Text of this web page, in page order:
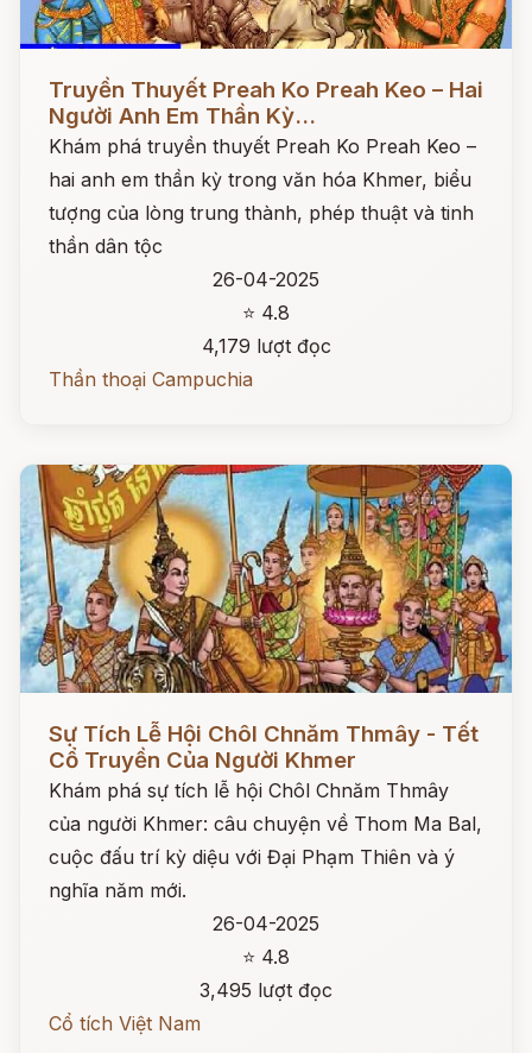
Đọc ngay
Truyền Thuyết Preah Ko Preah Keo – Hai
Người Anh Em Thần Kỳ...
Khám phá truyền thuyết Preah Ko Preah Keo –
hai anh em thần kỳ trong văn hóa Khmer, biểu
tượng của lòng trung thành, phép thuật và tinh
thần dân tộc
26-04-2025
⭐ 4.8
4,179 lượt đọc
Thần thoại Campuchia
Sự Tích Lễ Hội Chôl Chnăm Thmây - Tết
Cổ Truyền Của Người Khmer
Khám phá sự tích lễ hội Chôl Chnăm Thmây
của người Khmer: câu chuyện về Thom Ma Bal,
cuộc đấu trí kỳ diệu với Đại Phạm Thiên và ý
nghĩa năm mới.
26-04-2025
⭐ 4.8
3,495 lượt đọc
Cổ tích Việt Nam